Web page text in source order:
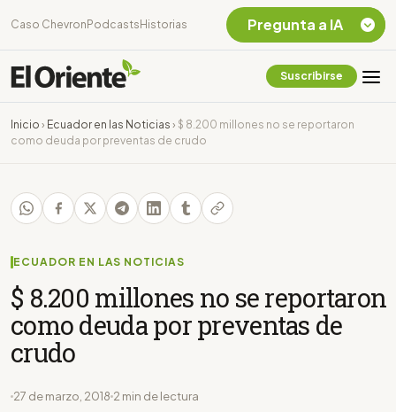
Caso Chevron Podcasts Historias
Suscribirse
Inicio › Ecuador en las Noticias › $ 8.200 millones no se reportaron
como deuda por preventas de crudo
ECUADOR EN LAS NOTICIAS
$ 8.200 millones no se reportaron
como deuda por preventas de
crudo
27 de marzo, 2018 2 min de lectura
Pregunta a IA
Chevron Ecuador